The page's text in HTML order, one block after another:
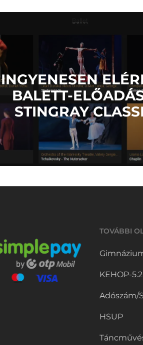
INGYENESEN
BALETT-
STINGRAY
TOVÁBBI
KEHOP-
Adószám/
HSUP